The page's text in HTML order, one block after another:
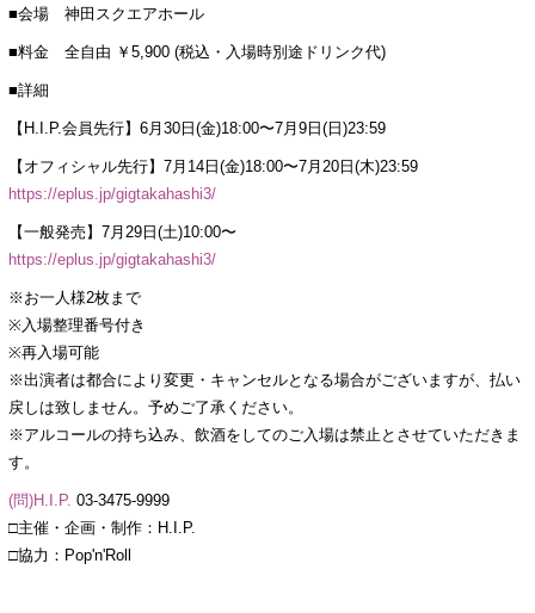
■会場 神田スクエアホール
■料金 全自由 ￥5,900 (税込・入場時別途ドリンク代)
■詳細
【H.I.P.会員先行】6月30日(金)18:00〜7月9日(日)23:59
【オフィシャル先行】7月14日(金)18:00〜7月20日(木)23:59
https://eplus.jp/gigtakahashi3/
【一般発売】7月29日(土)10:00〜
https://eplus.jp/gigtakahashi3/
※お一人様2枚まで
※入場整理番号付き
※再入場可能
※出演者は都合により変更・キャンセルとなる場合がございますが、払い
戻しは致しません。予めご了承ください。
※アルコールの持ち込み、飲酒をしてのご入場は禁止とさせていただきま
す。
(問)H.I.P. 03-3475-9999
□主催・企画・制作：H.I.P.
□協力：Pop'n'Roll